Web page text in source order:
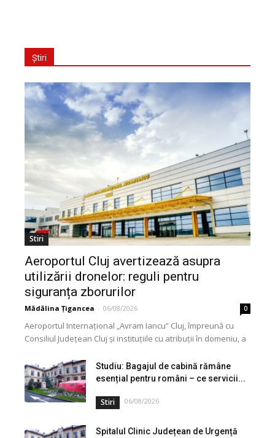
Știri
Stiri
Aeroportul Cluj avertizează asupra
utilizării dronelor: reguli pentru
siguranța zborurilor
Mădălina Țigancea - 06/08/2026 0
Aeroportul Internațional „Avram Iancu” Cluj, împreună cu
Consiliul Județean Cluj și instituțiile cu atribuții în domeniu, a
Studiu: Bagajul de cabină rămâne
esențial pentru români – ce servicii...
Stiri 06/08/2026
Spitalul Clinic Județean de Urgență